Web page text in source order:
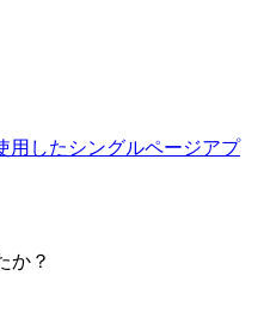
用したシングルページアプ
か？